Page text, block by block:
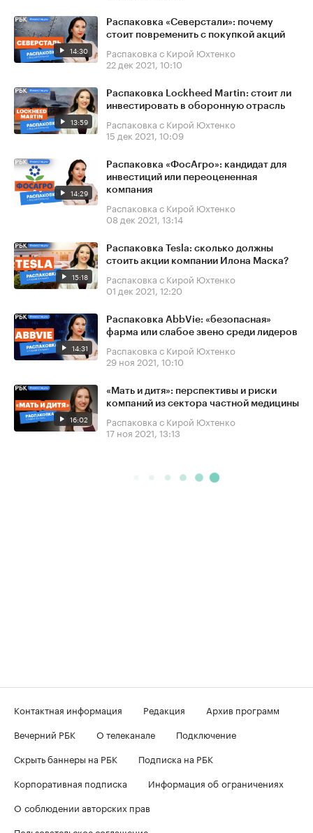
14:30
Распаковка «Северстали»: почему
стоит повременить с покупкой акций
Распаковка с Кирой Юхтенко
22 дек 2021, 10:10
13:59
Распаковка Lockheed Martin: стоит ли
инвестировать в оборонную отрасль
Распаковка с Кирой Юхтенко
15 дек 2021, 10:09
14:29
Распаковка «ФосАгро»: кандидат для
инвестиций или переоцененная
компания
Распаковка с Кирой Юхтенко
08 дек 2021, 13:14
15:18
Распаковка Tesla: сколько должны
стоить акции компании Илона Маска?
Распаковка с Кирой Юхтенко
01 дек 2021, 12:20
14:31
Распаковка AbbVie: «безопасная»
фарма или слабое звено среди лидеров
Распаковка с Кирой Юхтенко
29 ноя 2021, 10:10
16:02
«Мать и дитя»: перспективы и риски
компаний из сектора частной медицины
Распаковка с Кирой Юхтенко
17 ноя 2021, 13:13
Контактная информация Редакция
Архив программ
Вечерний РБК
О телеканале
Подключение
Скрыть баннеры на РБК
Подписка на РБК
Корпоративная подписка
Информация об ограничениях
О соблюдении авторских прав